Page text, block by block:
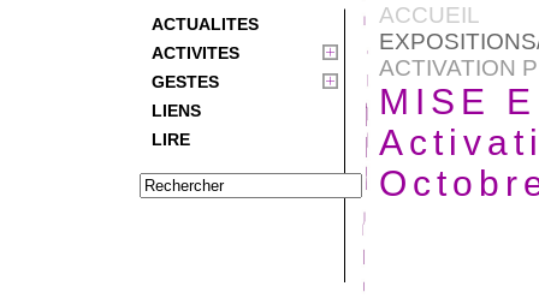
ACTUALITES
ACTIVITES
GESTES
LIENS
LIRE
ACTIVATION
MISE